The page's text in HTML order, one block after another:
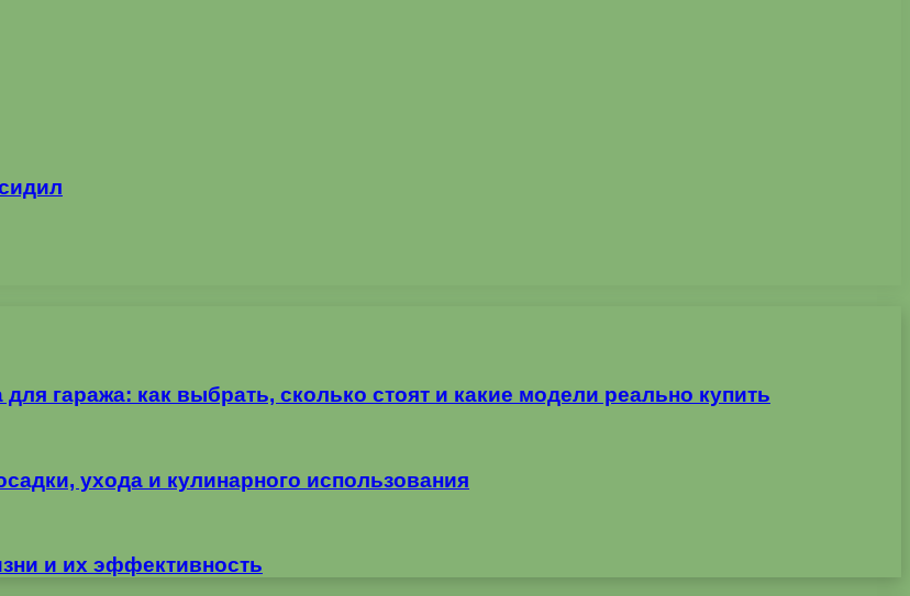
гаража: как выбрать, сколько стоят и какие модели реально купить
ухода и кулинарного использования
и их эффективность